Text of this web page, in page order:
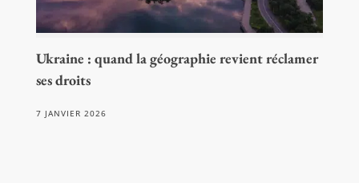
Ukraine : quand la géographie revient réclamer
ses droits
7 JANVIER 2026